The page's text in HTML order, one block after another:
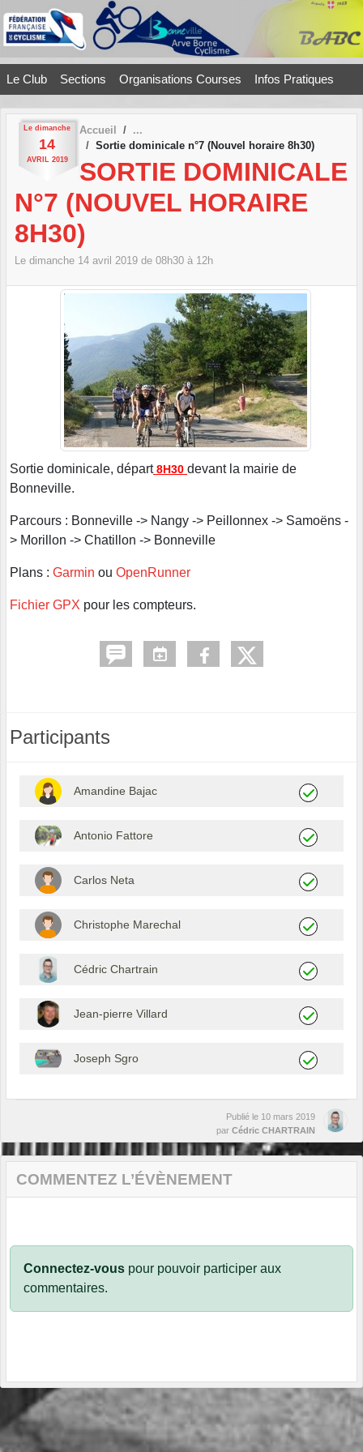
Le Club Sections Organisations Courses Infos Pratiques
Le dimanche
14
AVRIL 2019
Accueil
Sortie dominicale n°7 (Nouvel horaire 8h30)
SORTIE DOMINICALE
N°7 (NOUVEL HORAIRE
8H30)
Le dimanche 14 avril 2019 de 08h30 à 12h
Sortie dominicale, départ 8H30 devant la mairie de
Bonneville.
Parcours : Bonneville -> Nangy -> Peillonnex -> Samoëns -
> Morillon -> Chatillon -> Bonneville
Plans : Garmin ou OpenRunner
Fichier GPX pour les compteurs.
Participants
Amandine Bajac
Antonio Fattore
Carlos Neta
Christophe Marechal
Cédric Chartrain
Jean-pierre Villard
Joseph Sgro
Publié le 10 mars 2019
par Cédric CHARTRAIN
COMMENTEZ L’ÉVÈNEMENT
Connectez-vous pour pouvoir participer aux
commentaires.
Panneau de gestion des cookies